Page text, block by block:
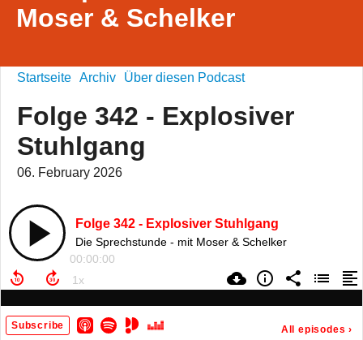
Moser & Schelker
Startseite Archiv Über diesen Podcast
Folge 342 - Explosiver
Stuhlgang
06. February 2026
Folge 342 - Explosiver Stuhlgang
Die Sprechstunde - mit Moser & Schelker
00:00:00
Subscribe All episodes ›